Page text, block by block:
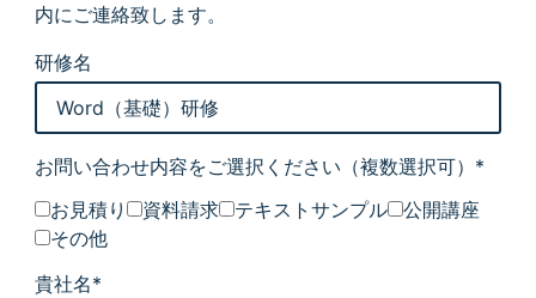
内にご連絡致します。
研修名
お問い合わせ内容をご選択ください （複数選択可）*
お見積り
資料請求 テキストサンプル
公開講座
その他
貴社名*